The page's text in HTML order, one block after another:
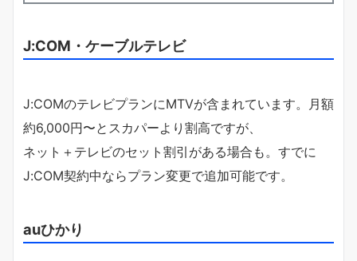
J:COM・ケーブルテレビ
J:COMのテレビプランにMTVが含まれています。月額
約6,000円〜とスカパーより割高ですが、
ネット＋テレビのセット割引がある場合も。すでに
J:COM契約中ならプラン変更で追加可能です。
auひかり